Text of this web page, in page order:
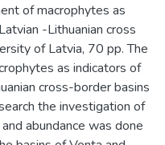
of macrophytes as
-Lithuanian cross
of Latvia, 70 pp. The
as indicators of
cross-border basins
the investigation of
abundance was done